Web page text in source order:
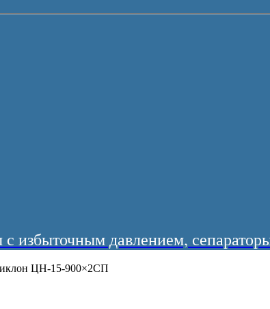
давлением, сепараторы
ЦН-15-900×2СП